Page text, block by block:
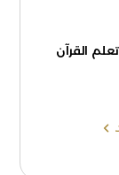
القرآن